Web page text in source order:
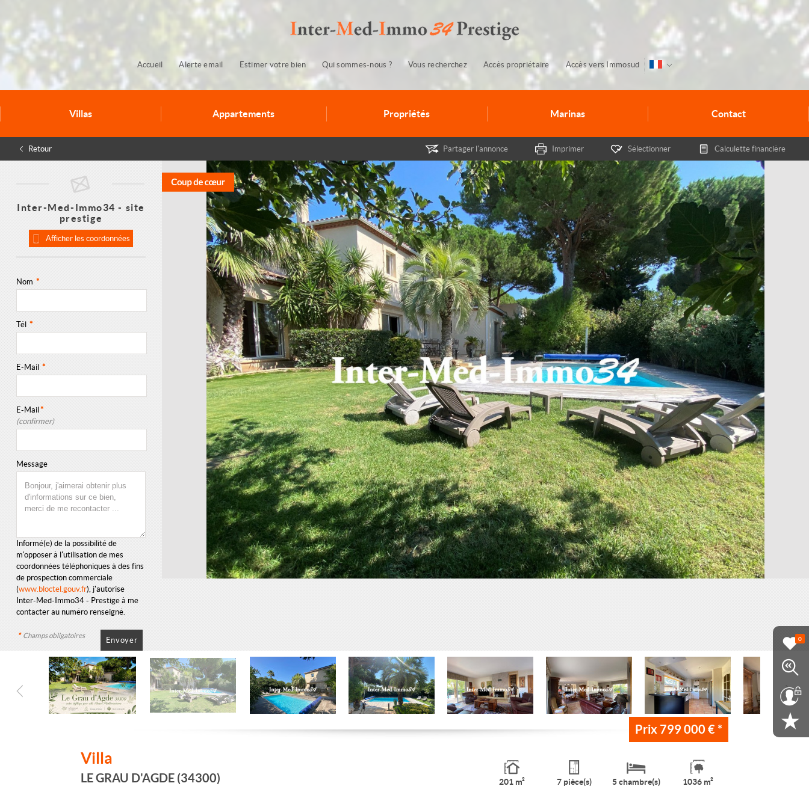
Accueil Alerte email Estimer votre bien Qui sommes-nous ? Vous recherchez Accès propriétaire Accès vers Immosud
0
Villas Appartements Propriétés Marinas Contact
Retour Partager l'annonce Imprimer Sélectionner Calculette financière
Inter-Med-Immo34 - site
prestige
Afficher les coordonnées
Nom *
Tél *
E-Mail *
E-Mail*
(confirmer)
Message
Informé(e) de la possibilité de
m'opposer à l'utilisation de mes
coordonnées téléphoniques à des fins
de prospection commerciale
(www.bloctel.gouv.fr), j'autorise
Inter-Med-Immo34 - Prestige à me
contacter au numéro renseigné.
* Champs obligatoires
Prix799 000 € *
Villa
LE GRAU D'AGDE (34300) 201 m² 7 pièce(s) 5 chambre(s) 1036 m²